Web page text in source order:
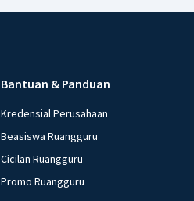
Bantuan & Panduan
Kredensial Perusahaan
Beasiswa Ruangguru
Cicilan Ruangguru
Promo Ruangguru